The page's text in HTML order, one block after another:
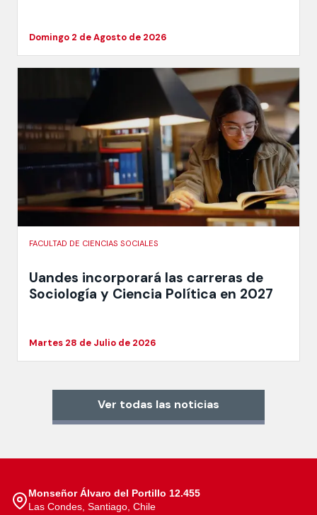
Domingo 2 de Agosto de 2026
FACULTAD DE CIENCIAS SOCIALES
Uandes incorporará las carreras de
Sociología y Ciencia Política en 2027
Martes 28 de Julio de 2026
Ver todas las noticias
Monseñor Álvaro del Portillo 12.455
Las Condes, Santiago, Chile